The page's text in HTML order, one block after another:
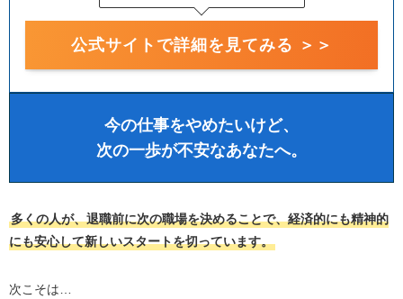
公式サイトで詳細を見てみる ＞＞
今の仕事をやめたいけど、
次の一歩が不安なあなたへ。
多くの人が、退職前に次の職場を決めることで、経済的にも精神的
にも安心して新しいスタートを切っています。
次こそは…